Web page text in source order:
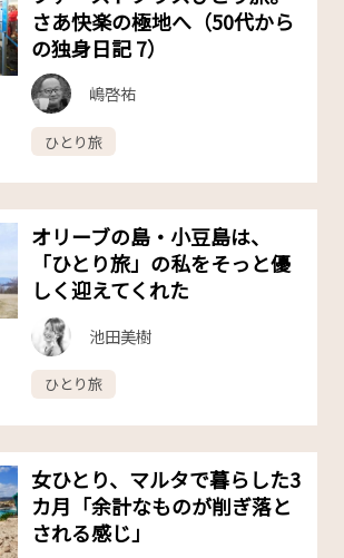
さあ快楽の極地へ（50代から
の独身日記 7）
嶋啓祐
ひとり旅
オリーブの島・小豆島は、
「ひとり旅」の私をそっと優
しく迎えてくれた
池田美樹
ひとり旅
女ひとり、マルタで暮らした3
カ月「余計なものが削ぎ落と
される感じ」